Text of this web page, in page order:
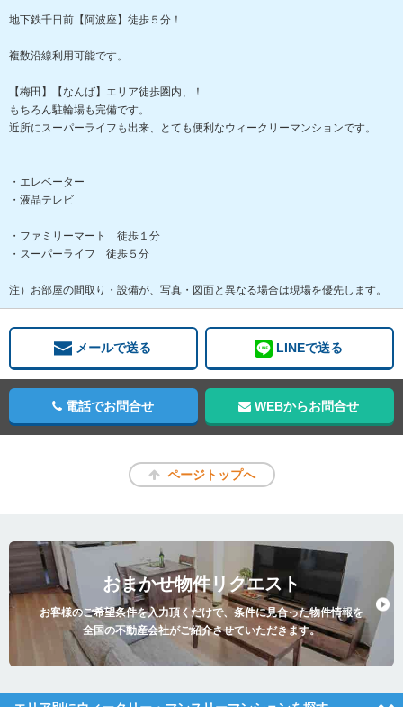
地下鉄千日前【阿波座】徒歩５分！
複数沿線利用可能です。
【梅田】【なんば】エリア徒歩圏内、！
もちろん駐輪場も完備です。
近所にスーパーライフも出来、とても便利なウィークリーマンションです。
・エレベーター
・液晶テレビ
・ファミリーマート 徒歩１分
・スーパーライフ 徒歩５分
注）お部屋の間取り・設備が、写真・図面と異なる場合は現場を優先します。
メールで送る LINEで送る
電話でお問合せ WEBからお問合せ
ページトップへ
おまかせ物件リクエスト
お客様のご希望条件を入力頂くだけで、条件に見合った物件情報を
全国の不動産会社がご紹介させていただきます。